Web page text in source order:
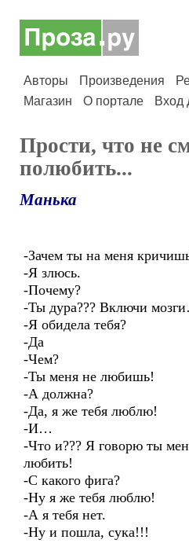
Авторы Произведения
Магазин
О портале Вход
Прости, что не
полюбить...
Манька
-Зачем ты на меня
-Я злюсь.
-Почему?
-Ты дура??? Включи
-Я обидела тебя?
-Да
-Чем?
-Ты меня не любишь!
-А должна?
-Да, я же тебя люблю!
-И…
-Что и??? Я говорю ты
любить!
-С какого фига?
-Ну я же тебя люблю!
-А я тебя нет.
-Ну и пошла, сука!!!